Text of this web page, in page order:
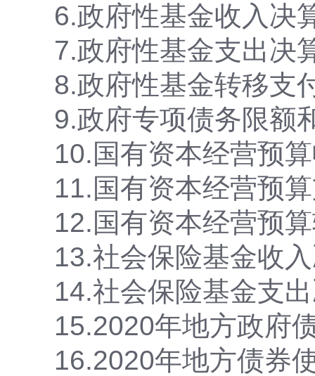
6.政府性基金收入决
7.政府性基金支出决
8.政府性基金转移支
9.政府专项债务限额
10.国有资本经营预
11.国有资本经营预
12. 国有资本经营预
13.社会保险基金收
14.社会保险基金支
15.2020年地方政府
16.2020年地方债券